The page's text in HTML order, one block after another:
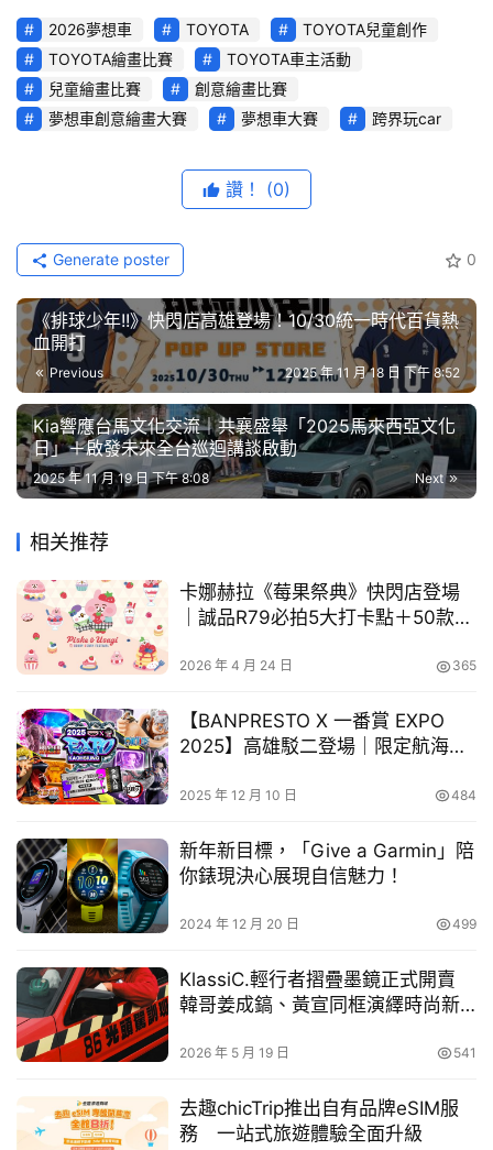
界
玩
C
A
R
碑
中
古
車
行
百
大
中
古
車
買
車
幫
忙
跨
界
玩
C
A
300名，迴力車如贈完將改贈以雄獅12色蠟筆，報名禮均數
量有限，送完為止）。此外，若全國賽金獎或銀獎獲獎者為
「團體報名」，除了獲獎者本人可獲得圖書禮券$1,000元及
獎狀外，該團體亦可額外獲得圖書禮券$2,000元一份，鼓
比賽依年齡共分為三組：A組(7歲(含)以下)、B組
組的金獎得主將代表國家進軍日本參加世界大賽，若入選世
獲得10,000美元教育補助。
2025全球大賽12歲(含)～15歲(含)最佳入圍獎：王元宗同
學作品《地震救援車》
《宇宙火箭車》
在去年的熱烈迴響下，全台共超過2.5萬件作品參賽，更首
各獲得3,000美元獎學金，為台灣創下難得佳績。TOYOTA
期望透過此賽事，不斷激發孩子的無限想像力，創造更美好
的未來移動生活。
2026年夢想車繪畫大賽即日起至2026/2/23止開放徵件，
邀請全台15歲(含)以下的兒童與青少年踴躍參賽，鼓勵孩子
運用想像力與創造力，用畫筆描繪心中的未來移動方式，敬
請把握時間踴躍參加。
※詳細活動內容及辦法請至活動網站查詢：
https://www.toyota.com.tw/event/202511_dreamcar
2026夢想車 TOYOTA
TOYOTA兒童創作
TOYOTA繪畫比賽
TOYOTA車主活動
兒童繪畫比賽
創意繪畫比賽
夢想車創意繪畫大賽
夢想車大賽 跨界玩car
讚！ (0)
0
Generate poster
《排球少年!!》快閃店高雄登場！10/30統一時代百貨熱
血開打
Previous 2025 年 11 月 18 日 下午 8:52
Kia響應台馬文化交流｜共襄盛舉「2025馬來西亞文化
日」＋啟發未來全台巡迴講談啟動
Next
2025 年 11 月 19 日 下午 8:08
相关推荐
卡娜赫拉《莓果祭典》快閃店登場
｜誠品R79必拍5大打卡點＋50款新
2026 年 4 月 24 日 365
【BANPRESTO X 一番賞 EXPO
2025】高雄駁二登場｜限定航海王
集結
2025 年 12 月 10 日 484
新年新目標，「Give a Garmin」陪
你錶現決心展現自信魅力！
2024 年 12 月 20 日 499
KlassiC.輕行者摺疊墨鏡正式開賣
韓哥姜成鎬、黃宣同框演繹時尚新
2026 年 5 月 19 日 541
去趣chicTrip推出自有品牌eSIM服
務 一站式旅遊體驗全面升級